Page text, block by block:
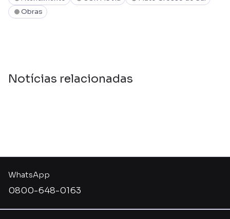
Obras
Notícias relacionadas
WhatsApp
0800-648-0163